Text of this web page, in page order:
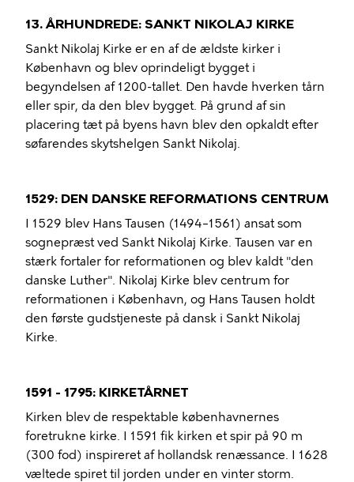
13. ÅRHUNDREDE: SANKT NIKOLAJ KIRKE
Sankt Nikolaj Kirke er en af ​​de ældste kirker i
København og blev oprindeligt bygget i
begyndelsen af ​​1200-tallet. Den havde hverken tårn
eller spir, da den blev bygget. På grund af sin
placering tæt på byens havn blev den opkaldt efter
søfarendes skytshelgen Sankt Nikolaj.
1529: DEN DANSKE REFORMATIONS CENTRUM
I 1529 blev Hans Tausen (1494–1561) ansat som
sognepræst ved Sankt Nikolaj Kirke. Tausen var en
stærk fortaler for reformationen og blev kaldt "den
danske Luther". Nikolaj Kirke blev centrum for
reformationen i København, og Hans Tausen holdt
den første gudstjeneste på dansk i Sankt Nikolaj
Kirke.
1591 - 1795: KIRKETÅRNET
Kirken blev de respektable københavnernes
foretrukne kirke. I 1591 fik kirken et spir på 90 m
(300 fod) inspireret af hollandsk renæssance. I 1628
væltede spiret til jorden under en vinter storm.